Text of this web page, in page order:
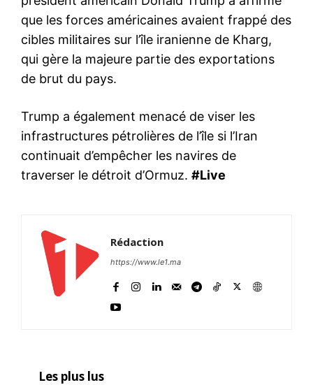
que les forces américaines avaient frappé des
cibles militaires sur l’île iranienne de Kharg,
qui gère la majeure partie des exportations
de brut du pays.
Trump a également menacé de viser les
infrastructures pétrolières de l’île si l’Iran
continuait d’empêcher les navires de
traverser le détroit d’Ormuz. #Live
Rédaction
https://www.le1.ma
Les plus lus